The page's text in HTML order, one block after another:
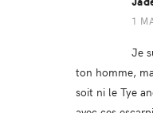
1
Je
ton homme,
soit ni le Tye